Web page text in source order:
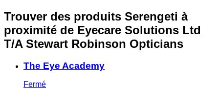
Trouver des produits Serengeti à
proximité de Eyecare Solutions Ltd
T/A Stewart Robinson Opticians
The Eye Academy
Fermé